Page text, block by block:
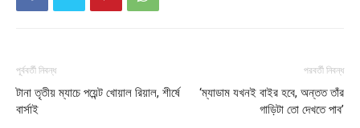
পূর্ববর্তী নিবন্ধ
টানা তৃতীয় ম্যাচে পয়েন্ট খোয়াল রিয়াল, শীর্ষে
বার্সাই
পরবর্তী নিবন্ধ
‘ম্যাডাম যখনই বাইর হবে, অন্তত তাঁর
গাড়িটা তো দেখতে পাব’